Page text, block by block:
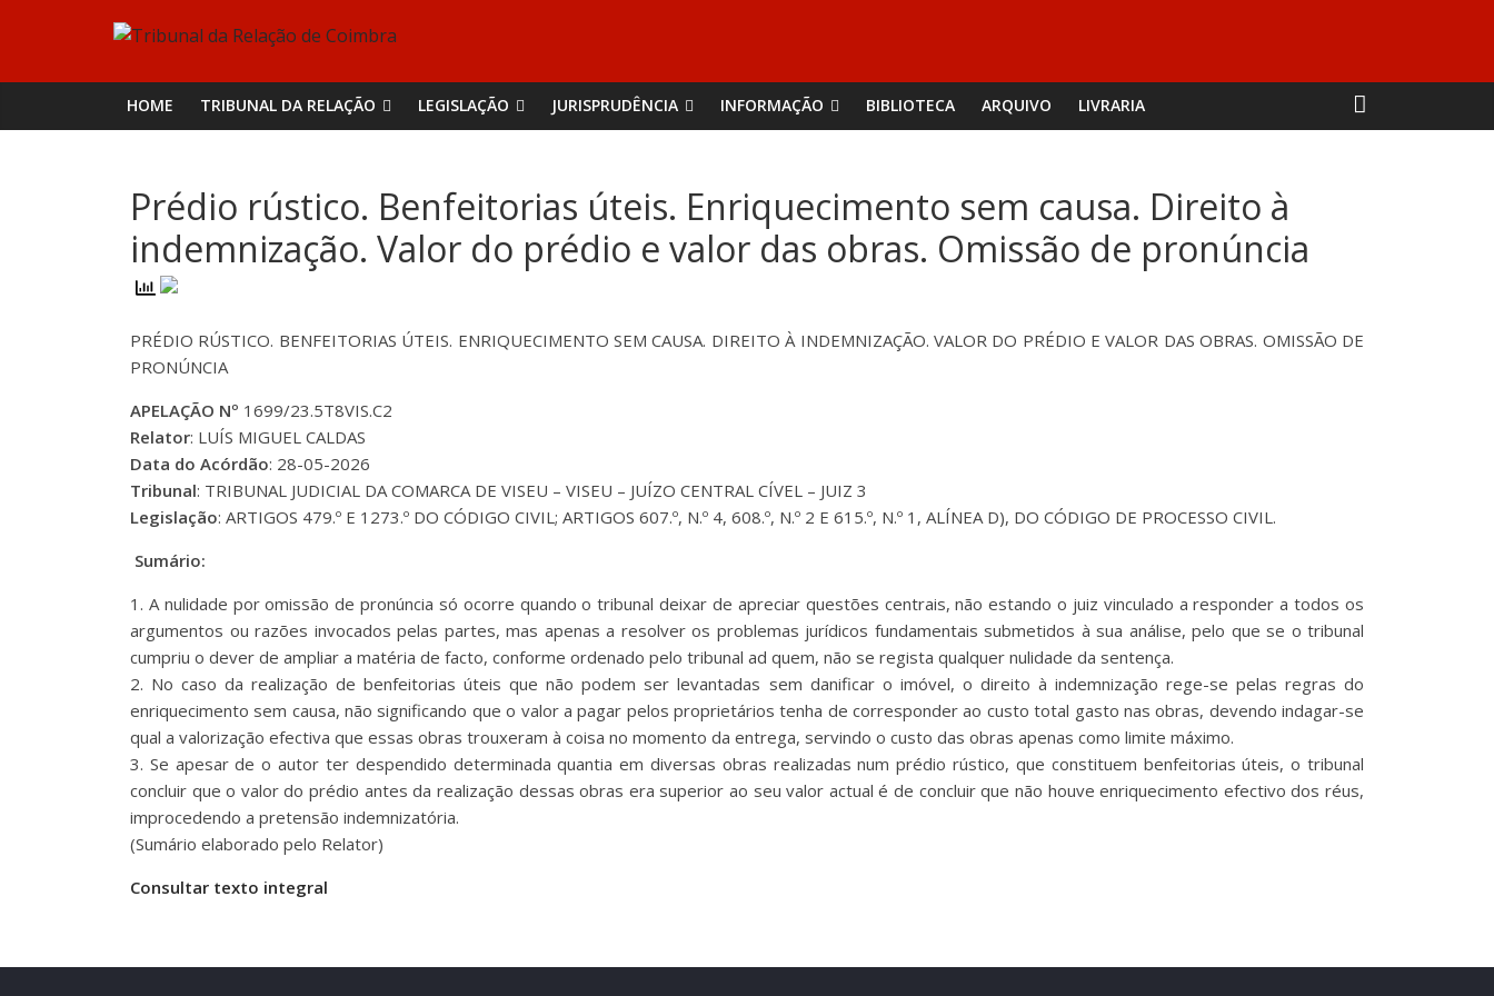
Tribunal
da
Relação
de
Coimbra
HOME TRIBUNAL DA RELAÇÃO LEGISLAÇÃO JURISPRUDÊNCIA INFORMAÇÃO BIBLIOTECA ARQUIVO LIVRARIA
Prédio rústico. Benfeitorias úteis. Enriquecimento sem causa. Direito à
indemnização. Valor do prédio e valor das obras. Omissão de pronúncia
PRÉDIO RÚSTICO. BENFEITORIAS ÚTEIS. ENRIQUECIMENTO SEM CAUSA. DIREITO À INDEMNIZAÇÃO. VALOR DO PRÉDIO E VALOR DAS OBRAS. OMISSÃO DE
PRONÚNCIA
APELAÇÃO Nº 1699/23.5T8VIS.C2
Relator: LUÍS MIGUEL CALDAS
Data do Acórdão: 28-05-2026
Tribunal: TRIBUNAL JUDICIAL DA COMARCA DE VISEU – VISEU – JUÍZO CENTRAL CÍVEL – JUIZ 3
Legislação: ARTIGOS 479.º E 1273.º DO CÓDIGO CIVIL; ARTIGOS 607.º, N.º 4, 608.º, N.º 2 E 615.º, N.º 1, ALÍNEA D), DO CÓDIGO DE PROCESSO CIVIL.
Sumário:
1. A nulidade por omissão de pronúncia só ocorre quando o tribunal deixar de apreciar questões centrais, não estando o juiz vinculado a responder a todos os
argumentos ou razões invocados pelas partes, mas apenas a resolver os problemas jurídicos fundamentais submetidos à sua análise, pelo que se o tribunal
cumpriu o dever de ampliar a matéria de facto, conforme ordenado pelo tribunal ad quem, não se regista qualquer nulidade da sentença.
2. No caso da realização de benfeitorias úteis que não podem ser levantadas sem danificar o imóvel, o direito à indemnização rege-se pelas regras do
enriquecimento sem causa, não significando que o valor a pagar pelos proprietários tenha de corresponder ao custo total gasto nas obras, devendo indagar-se
qual a valorização efectiva que essas obras trouxeram à coisa no momento da entrega, servindo o custo das obras apenas como limite máximo.
3. Se apesar de o autor ter despendido determinada quantia em diversas obras realizadas num prédio rústico, que constituem benfeitorias úteis, o tribunal
concluir que o valor do prédio antes da realização dessas obras era superior ao seu valor actual é de concluir que não houve enriquecimento efectivo dos réus,
improcedendo a pretensão indemnizatória.
(Sumário elaborado pelo Relator)
Consultar texto integral